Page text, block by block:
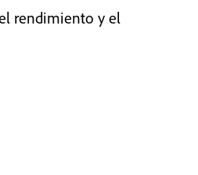
rendimiento y el